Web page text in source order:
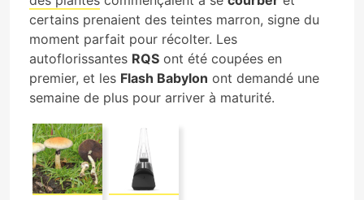
certains prenaient des teintes marron, signe du
moment parfait pour récolter. Les
autoflorissantes RQS ont été coupées en
premier, et les Flash Babylon ont demandé une
semaine de plus pour arriver à maturité.